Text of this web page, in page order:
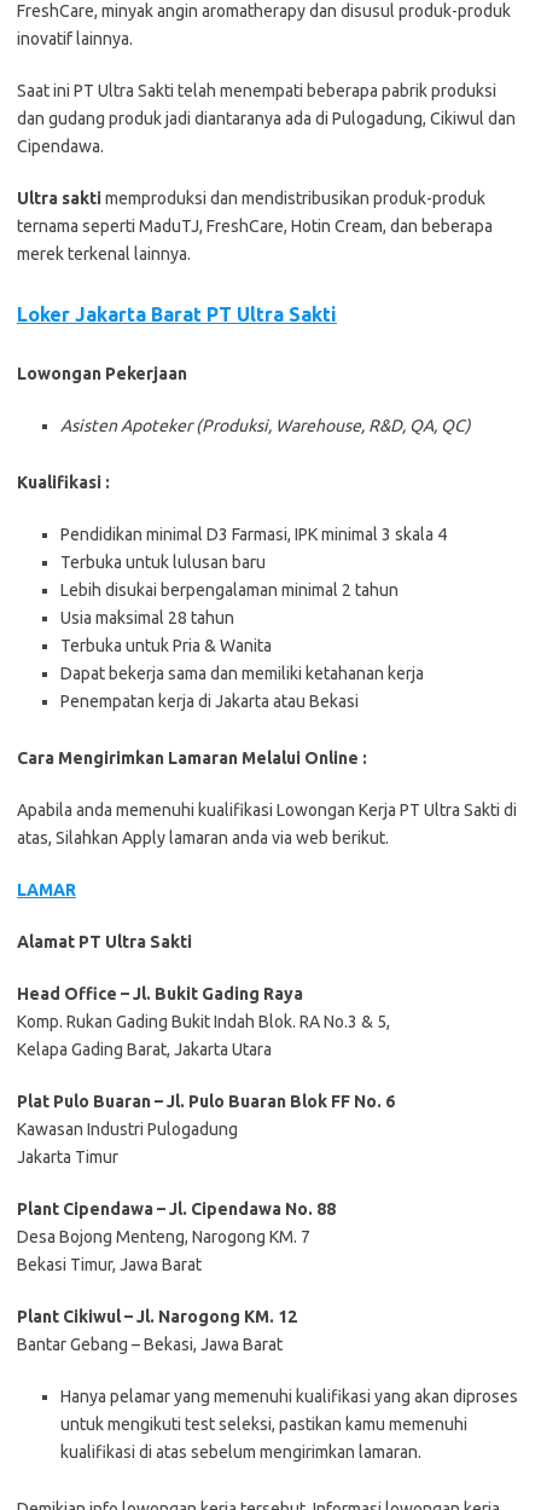
FreshCare, minyak angin aromatherapy dan disusul produk-produk
inovatif lainnya.
Saat ini PT Ultra Sakti telah menempati beberapa pabrik produksi
dan gudang produk jadi diantaranya ada di Pulogadung, Cikiwul dan
Cipendawa.
Ultra saktimemproduksi dan mendistribusikan produk-produk
ternama seperti MaduTJ, FreshCare, Hotin Cream, dan beberapa
merek terkenal lainnya.
Loker Jakarta Barat PT Ultra Sakti
Lowongan Pekerjaan
Asisten Apoteker (Produksi, Warehouse, R&D, QA, QC)
Kualifikasi :
Pendidikan minimal D3 Farmasi, IPK minimal 3 skala 4
Terbuka untuk lulusan baru
Lebih disukai berpengalaman minimal 2 tahun
Usia maksimal 28 tahun
Terbuka untuk Pria & Wanita
Dapat bekerja sama dan memiliki ketahanan kerja
Penempatan kerja di Jakarta atau Bekasi
Cara Mengirimkan Lamaran Melalui Online :
Apabila anda memenuhi kualifikasi Lowongan Kerja PT Ultra Sakti di
atas, Silahkan Apply lamaran anda via web berikut.
LAMAR
Alamat PT Ultra Sakti
Head Office – Jl. Bukit Gading Raya
Komp. Rukan Gading Bukit Indah Blok. RA No.3 & 5,
Kelapa Gading Barat, Jakarta Utara
Plat Pulo Buaran – Jl. Pulo Buaran Blok FF No. 6
Kawasan Industri Pulogadung
Jakarta Timur
Plant Cipendawa – Jl. Cipendawa No. 88
Desa Bojong Menteng, Narogong KM. 7
Bekasi Timur, Jawa Barat
Plant Cikiwul – Jl. Narogong KM. 12
Bantar Gebang – Bekasi, Jawa Barat
Hanya pelamar yang memenuhi kualifikasi yang akan diproses
untuk mengikuti test seleksi, pastikan kamu memenuhi
kualifikasi di atas sebelum mengirimkan lamaran.